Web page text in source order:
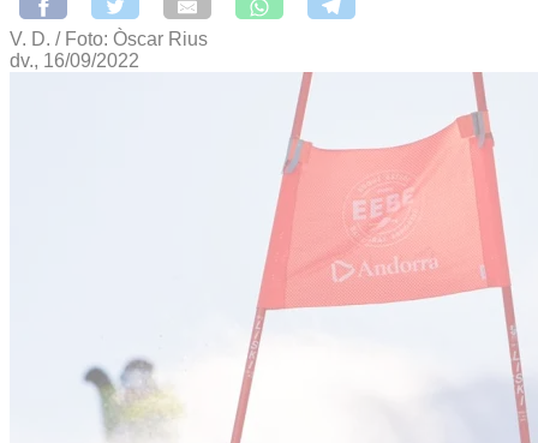
V. D. / Foto: Òscar Rius
dv., 16/09/2022